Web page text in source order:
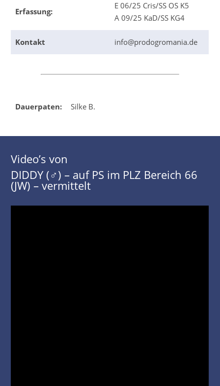
Erfassung:
E 06/25 Cris/SS OS K5
A 09/25 KaD/SS KG4
Kontakt info@prodogromania.de
Dauerpaten: Silke B.
Video’s von
DIDDY (♂) – auf PS im PLZ Bereich 66
(JW) – vermittelt